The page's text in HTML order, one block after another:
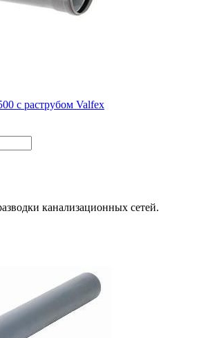
с раструбом Valfex
канализационных сетей.